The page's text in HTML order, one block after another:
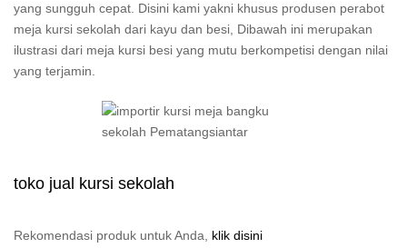
yang sungguh cepat. Disini kami yakni khusus produsen perabot
meja kursi sekolah dari kayu dan besi, Dibawah ini merupakan
ilustrasi dari meja kursi besi yang mutu berkompetisi dengan nilai
yang terjamin.
toko jual kursi sekolah
Rekomendasi produk untuk Anda, klik disini